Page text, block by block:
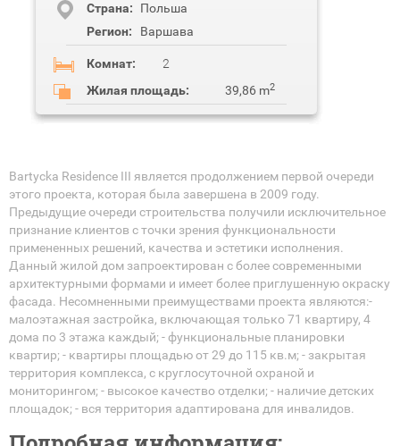
Cтрана:
Польша
Регион:
Варшава
Комнат:
2
Жилая площадь:
39,86 m2
Bartycka Residence III является продолжением первой очереди
этого проекта, которая была завершена в 2009 году.
Предыдущие очереди строительства получили исключительное
признание клиентов с точки зрения функциональности
примененных решений, качества и эстетики исполнения.
Данный жилой дом запроектирован с более современными
архитектурными формами и имеет более приглушенную окраску
фасада. Несомненными преимуществами проекта являются:-
малоэтажная застройка, включающая только 71 квартиру, 4
дома по 3 этажа каждый; - функциональные планировки
квартир; - квартиры площадью от 29 до 115 кв.м; - закрытая
территория комплекса, с круглосуточной охраной и
мониторингом; - высокое качество отделки; - наличие детских
площадок; - вся территория адаптирована для инвалидов.